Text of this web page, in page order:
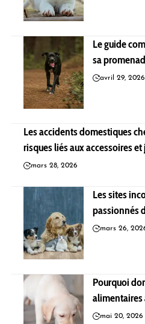
Le guide
sa
avril 29, 2026
Les accidents domestiques
risques liés aux accessoires
mars 28, 2026
Les sites
passionnés
mars 26,
Pourquoi
alimentaires
mai 20, 2026